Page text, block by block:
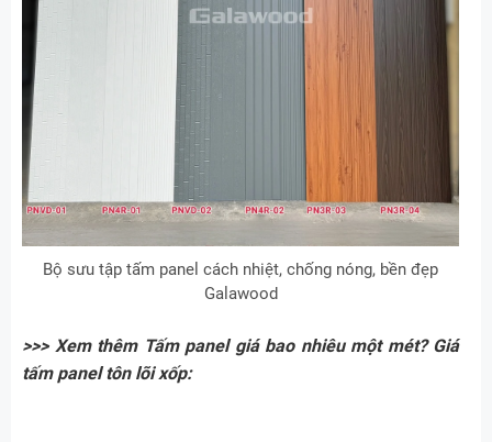
Bộ sưu tập tấm panel cách nhiệt, chống nóng, bền đẹp
Galawood
>>> Xem thêm Tấm panel giá bao nhiêu một mét? Giá
tấm panel tôn lõi xốp: